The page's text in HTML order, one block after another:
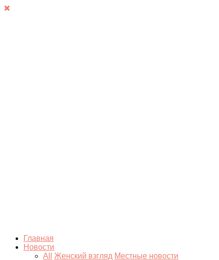
Главная
Новости
All
Женский взгляд Местные новости